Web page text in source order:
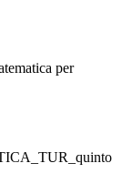
per